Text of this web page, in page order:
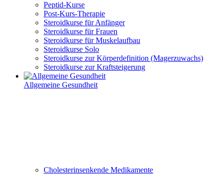
Peptid-Kurse
Post-Kurs-Therapie
Steroidkurse für Anfänger
Steroidkurse für Frauen
Steroidkurse für Muskelaufbau
Steroidkurse Solo
Steroidkurse zur Körperdefinition (Magerzuwachs)
Steroidkurse zur Kraftsteigerung
Allgemeine Gesundheit
Cholesterinsenkende Medikamente